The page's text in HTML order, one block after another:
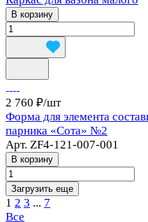
В корзину
2 760 ₽/шт
Форма для элемента
парника «Сота» №2
Арт. ZF4-121-007-001
В корзину
Загрузить еще
1 2 3 ... 7
Все